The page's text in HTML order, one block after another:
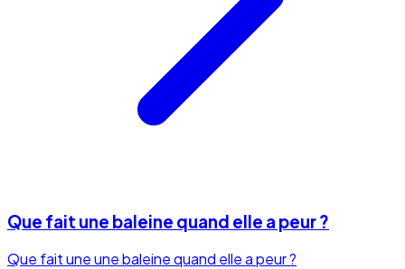
Que fait une baleine quand elle a peur ?
Que fait une une baleine quand elle a peur ?